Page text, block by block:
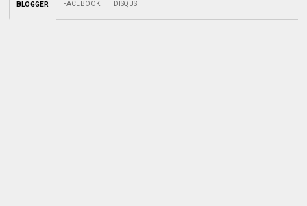
BLOGGER FACEBOOK DISQUS